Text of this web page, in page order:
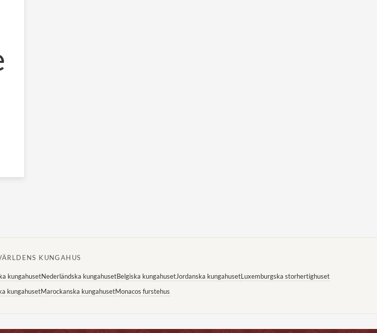
KUNGAHUS
kungahusetNederländska kungahusetBelgiska kungahusetJordanska kungahusetLuxemburgska storhertighuset
kungahusetMarockanska kungahusetMonacos furstehus